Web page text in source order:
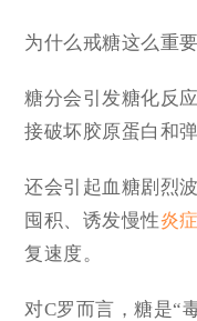
为什么戒糖这么重
糖分会引发糖化反
接破坏胶原蛋白和
还会引起血糖剧烈
囤积、诱发慢性炎症
复速度。
对C罗而言，糖是“